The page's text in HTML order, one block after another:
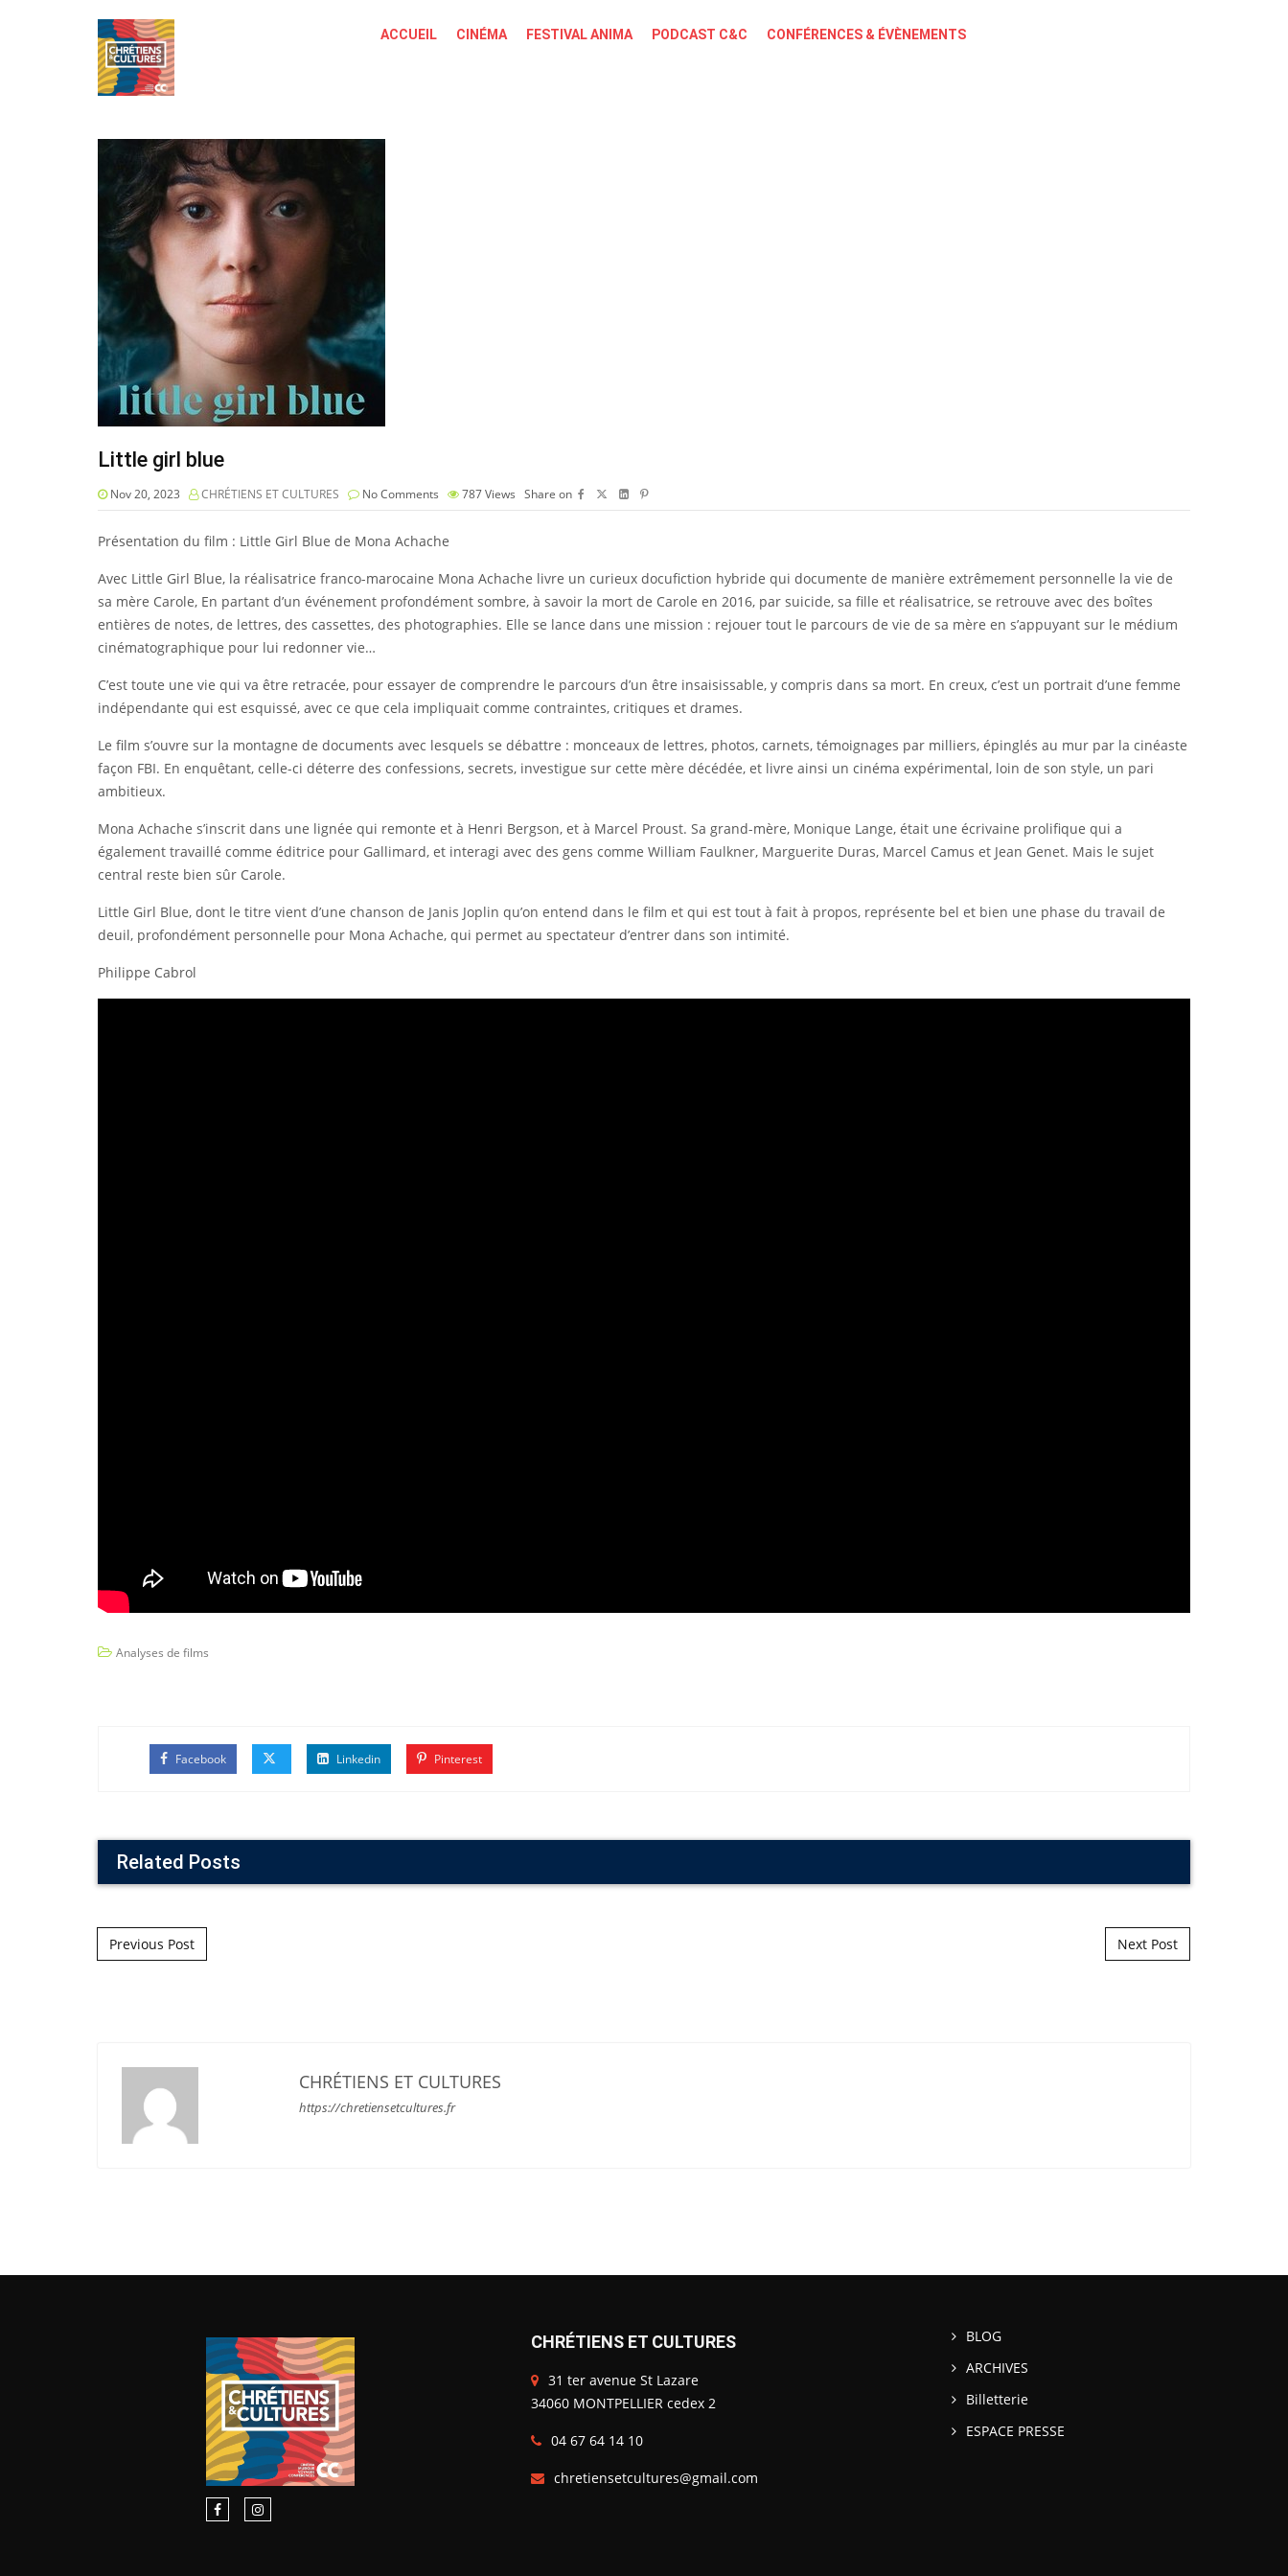
ACCUEIL CINÉMA FESTIVAL ANIMA PODCAST C&C CONFÉRENCES & ÉVÈNEMENTS
Little girl blue
Nov 20, 2023 CHRÉTIENS ET CULTURES No Comments 787Views Share on
Présentation du film : Little Girl Blue de Mona Achache
Avec Little Girl Blue, la réalisatrice franco-marocaine Mona Achache livre un curieux docufiction hybride qui documente de manière extrêmement personnelle la vie de
sa mère Carole, En partant d’un événement profondément sombre, à savoir la mort de Carole en 2016, par suicide, sa fille et réalisatrice, se retrouve avec des boîtes
entières de notes, de lettres, des cassettes, des photographies. Elle se lance dans une mission : rejouer tout le parcours de vie de sa mère en s’appuyant sur le médium
cinématographique pour lui redonner vie…
C’est toute une vie qui va être retracée, pour essayer de comprendre le parcours d’un être insaisissable, y compris dans sa mort. En creux, c’est un portrait d’une femme
indépendante qui est esquissé, avec ce que cela impliquait comme contraintes, critiques et drames.
Le film s’ouvre sur la montagne de documents avec lesquels se débattre : monceaux de lettres, photos, carnets, témoignages par milliers, épinglés au mur par la cinéaste
façon FBI. En enquêtant, celle-ci déterre des confessions, secrets, investigue sur cette mère décédée, et livre ainsi un cinéma expérimental, loin de son style, un pari
ambitieux.
Mona Achache s’inscrit dans une lignée qui remonte et à Henri Bergson, et à Marcel Proust. Sa grand-mère, Monique Lange, était une écrivaine prolifique qui a
également travaillé comme éditrice pour Gallimard, et interagi avec des gens comme William Faulkner, Marguerite Duras, Marcel Camus et Jean Genet. Mais le sujet
central reste bien sûr Carole.
Little Girl Blue, dont le titre vient d’une chanson de Janis Joplin qu’on entend dans le film et qui est tout à fait à propos, représente bel et bien une phase du travail de
deuil, profondément personnelle pour Mona Achache, qui permet au spectateur d’entrer dans son intimité.
Philippe Cabrol
Analyses de films
Facebook Linkedin Pinterest
Related Posts
Post navigation
Previous Post Next Post
CHRÉTIENS ET CULTURES
https://chretiensetcultures.fr
CHRÉTIENS ET CULTURES
31 ter avenue St Lazare
34060 MONTPELLIER cedex 2
04 67 64 14 10
chretiensetcultures@gmail.com
BLOG
ARCHIVES
Billetterie
ESPACE PRESSE